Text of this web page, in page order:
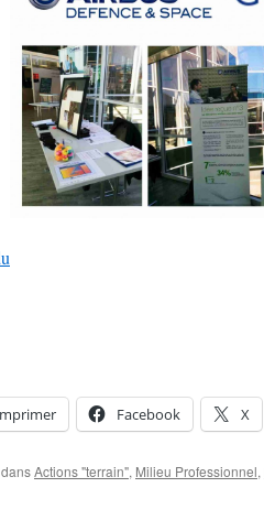
Facebook X
Actions "terrain", Milieu Professionnel,